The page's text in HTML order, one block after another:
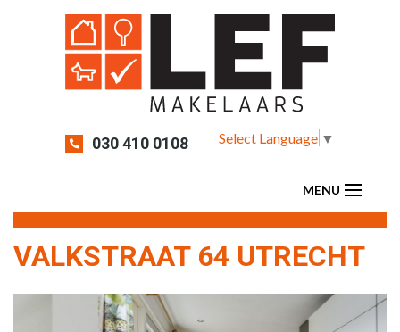
030 410 0108 Select Language ▼
VALKSTRAAT 64 UTRECHT